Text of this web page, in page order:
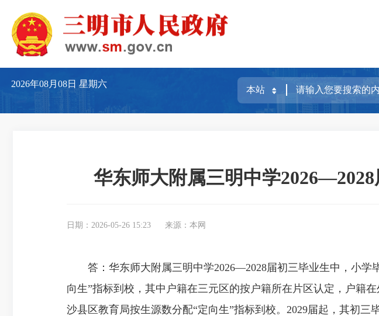
2026年08月08日星期六
华东师大附属三明中学
日期：2026-05-26 15:23 来源：本网
答：华东师大附属三明中学2026—2028届初三毕业生中，小学
向生”指标到校，其中户籍在三元区的按户籍所在片区认定，户籍
沙县区教育局按生源数分配“定向生”指标到校。2029届起，其初三